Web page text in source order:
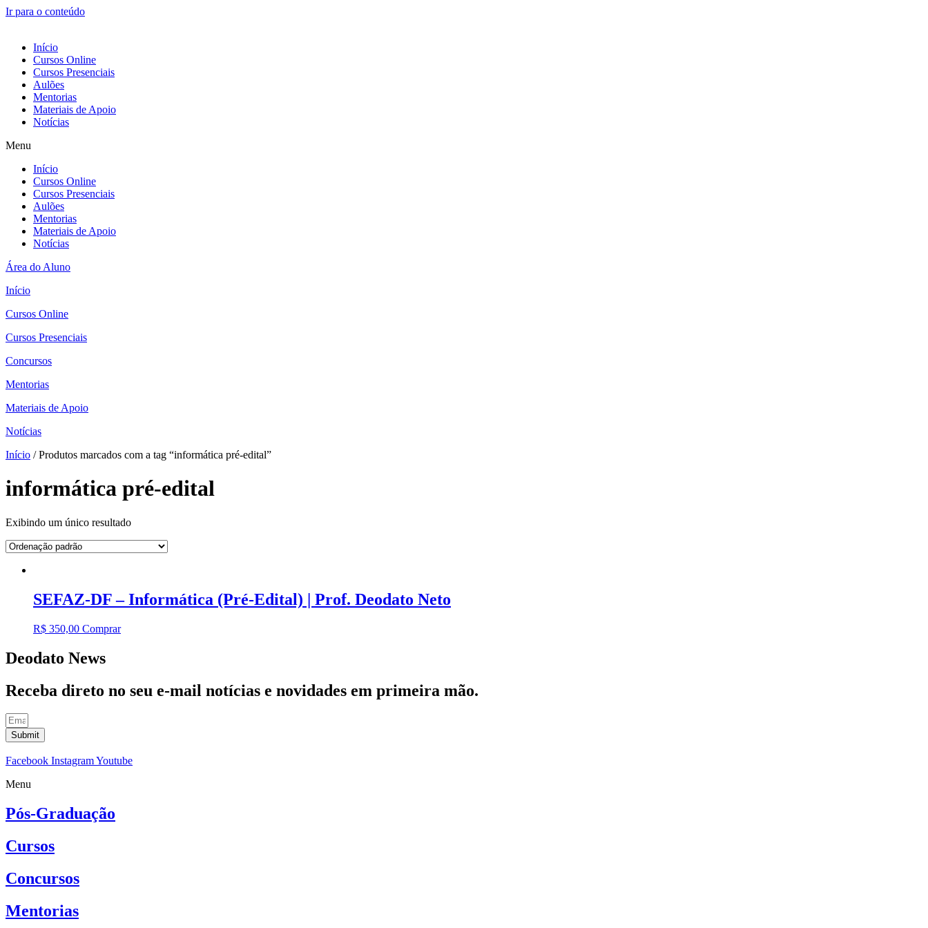
Ir para o conteúdo
Início
Cursos Online
Cursos Presenciais
Aulões
Mentorias
Materiais de Apoio
Notícias
Menu
Início
Cursos Online
Cursos Presenciais
Aulões
Mentorias
Materiais de Apoio
Notícias
Área do Aluno
Início
Cursos Online
Cursos Presenciais
Concursos
Mentorias
Materiais de Apoio
Notícias
Início / Produtos marcados com a tag “informática pré-edital”
informática pré-edital
Exibindo um único resultado
SEFAZ-DF – Informática (Pré-Edital) | Prof. Deodato Neto
R$ 350,00 Comprar
Deodato News
Receba direto no seu e-mail notícias e novidades em primeira mão.
Submit
Facebook InstagramYoutube
Menu
Pós-Graduação
Cursos
Concursos
Mentorias